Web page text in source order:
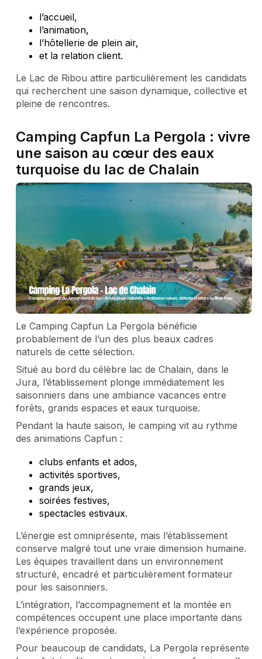
l’accueil,
l’animation,
l’hôtellerie de plein air,
et la relation client.
Le Lac de Ribou attire particulièrement les candidats
qui recherchent une saison dynamique, collective et
pleine de rencontres.
Camping Capfun La Pergola : vivre
une saison au cœur des eaux
turquoise du lac de Chalain
Le Camping Capfun La Pergola bénéficie
probablement de l’un des plus beaux cadres
naturels de cette sélection.
Situé au bord du célèbre lac de Chalain, dans le
Jura, l’établissement plonge immédiatement les
saisonniers dans une ambiance vacances entre
forêts, grands espaces et eaux turquoise.
Pendant la haute saison, le camping vit au rythme
des animations Capfun :
clubs enfants et ados,
activités sportives,
grands jeux,
soirées festives,
spectacles estivaux.
L’énergie est omniprésente, mais l’établissement
conserve malgré tout une vraie dimension humaine.
Les équipes travaillent dans un environnement
structuré, encadré et particulièrement formateur
pour les saisonniers.
L’intégration, l’accompagnement et la montée en
compétences occupent une place importante dans
l’expérience proposée.
Pour beaucoup de candidats, La Pergola représente